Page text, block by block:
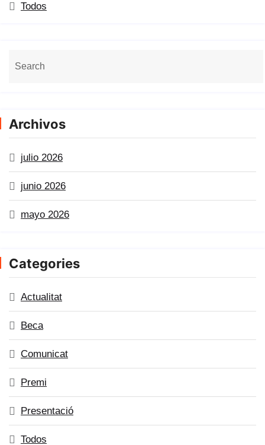
Todos
Archivos
julio 2026
junio 2026
mayo 2026
Categories
Actualitat
Beca
Comunicat
Premi
Presentació
Todos